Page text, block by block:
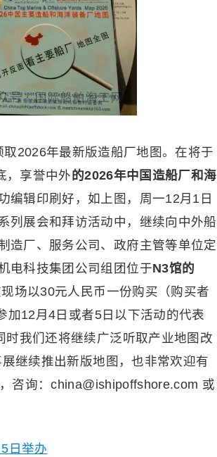
2026年最新版造船厂地图。在将于
，享誉中外的2026年中国造船厂和海
编辑印刷好，如上图，周一12月1日
列展会和拜访活动中，继续向中外船
造厂、服务公司、政府主管等单位定
电科技集团公司组团位于N3馆的
场以30元人民币一份购买（购买者
加12月4日或者5日以下活动的代表
我们还将继续广泛听取产业地图改
继续推出新版地图，也非常欢迎有
咨询：china@ishipoffshore.com 或
日举办